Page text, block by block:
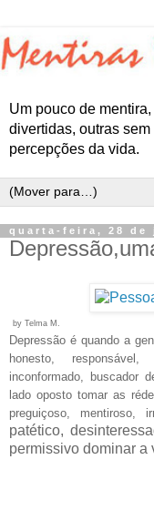
Um pouco de
divertidas, outras
percepções da vida.
quarta-feira, 28 de
by Telma M.
Depressão é quando a
honesto,
inconformado, buscador
lado oposto tomar as
preguiçoso, mentiroso,
patético,
permissivo dominar a